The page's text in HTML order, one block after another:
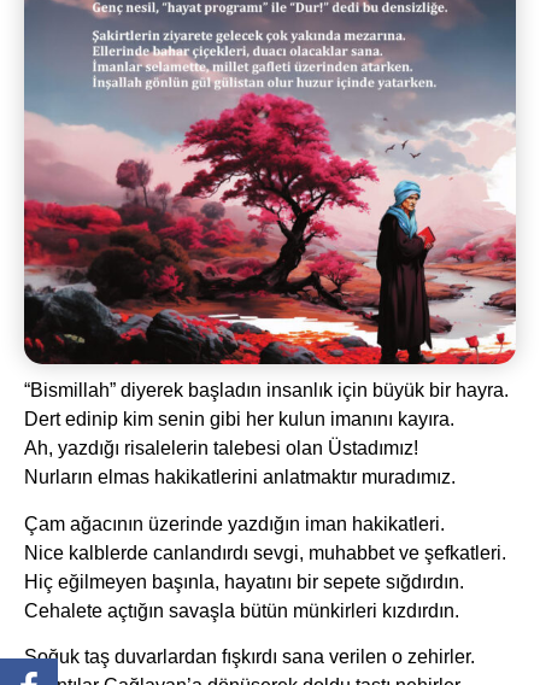
“Bismillah” diyerek başladın insanlık için büyük bir hayra.
Dert edinip kim senin gibi her kulun imanını kayıra.
Ah, yazdığı risalelerin talebesi olan Üstadımız!
Nurların elmas hakikatlerini anlatmaktır muradımız.
Çam ağacının üzerinde yazdığın iman hakikatleri.
Nice kalblerde canlandırdı sevgi, muhabbet ve şefkatleri.
Hiç eğilmeyen başınla, hayatını bir sepete sığdırdın.
Cehalete açtığın savaşla bütün münkirleri kızdırdın.
Soğuk taş duvarlardan fışkırdı sana verilen o zehirler.